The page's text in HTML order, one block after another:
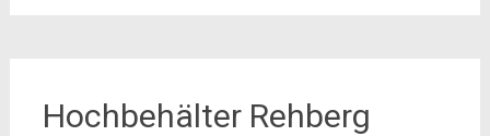
Hochbehälter Rehberg